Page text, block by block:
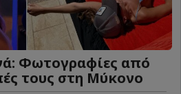
Φωτογραφίες από
τους στη Μύκονο